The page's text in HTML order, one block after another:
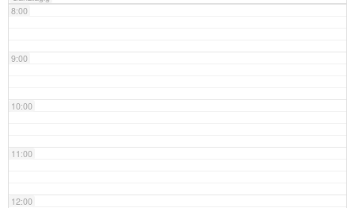
8:00
9:00
10:00
11:00
12:00